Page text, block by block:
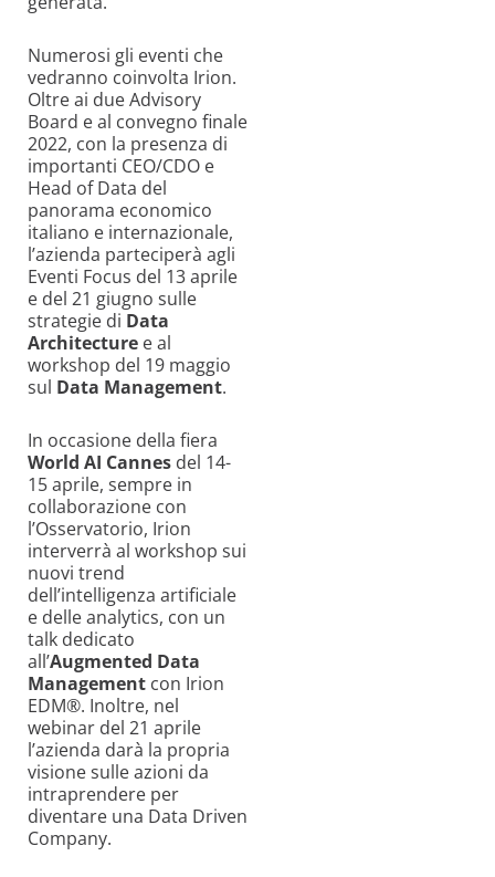
Numerosi gli eventi che
vedranno coinvolta Irion.
Oltre ai due Advisory
Board e al convegno finale
2022, con la presenza di
importanti CEO/CDO e
Head of Data del
panorama economico
italiano e internazionale,
l’azienda parteciperà agli
Eventi Focus del 13 aprile
e del 21 giugno sulle
strategie di Data
Architecture e al
workshop del 19 maggio
sul Data Management.
In occasione della fiera
World AI Cannes del 14-
15 aprile, sempre in
collaborazione con
l’Osservatorio, Irion
interverrà al workshop sui
nuovi trend
dell’intelligenza artificiale
e delle analytics, con un
talk dedicato
all’Augmented Data
Management con Irion
EDM®. Inoltre, nel
webinar del 21 aprile
l’azienda darà la propria
visione sulle azioni da
intraprendere per
diventare una Data Driven
Company.